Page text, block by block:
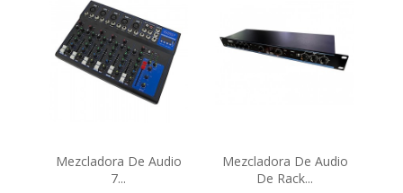
Mezcladora De Audio
7...
Mezcladora De Audio
De Rack...